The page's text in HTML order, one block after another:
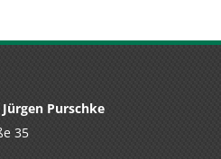
Purschke
35